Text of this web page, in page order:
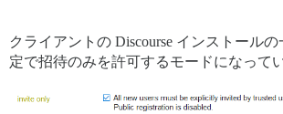
クライアントの Discourse インストール
定で招待のみを許可するモードになって